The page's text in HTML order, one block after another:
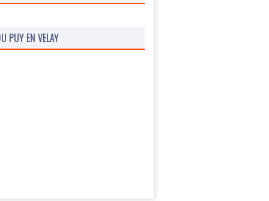
PUY EN VELAY